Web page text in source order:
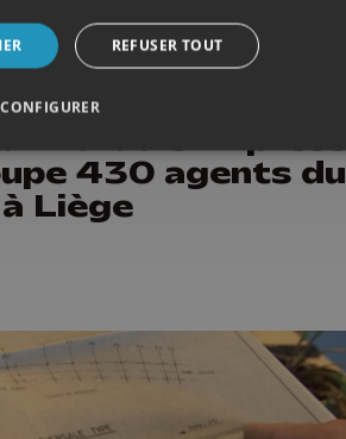
430 agents du
Liège
REFUSER TOUT
CONFIGURER